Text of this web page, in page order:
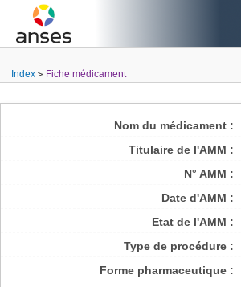
Index Fiche médicament
Nom du médicament :
Titulaire de l'AMM :
N° AMM :
Date d'AMM :
Etat de l'AMM :
Type de procédure :
Forme pharmaceutique :